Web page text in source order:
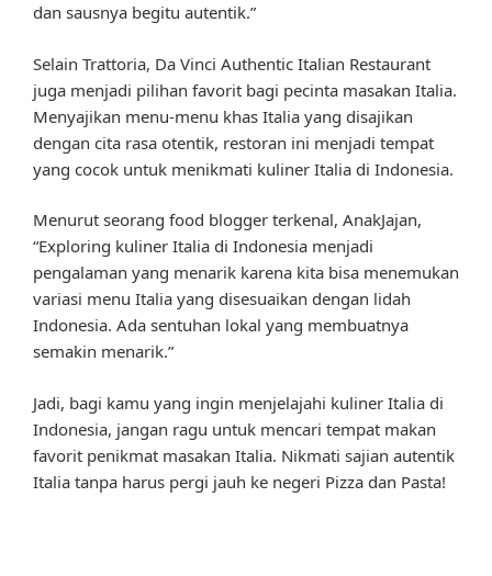
dan sausnya begitu autentik.”
Selain Trattoria, Da Vinci Authentic Italian Restaurant
juga menjadi pilihan favorit bagi pecinta masakan Italia.
Menyajikan menu-menu khas Italia yang disajikan
dengan cita rasa otentik, restoran ini menjadi tempat
yang cocok untuk menikmati kuliner Italia di Indonesia.
Menurut seorang food blogger terkenal, AnakJajan,
“Exploring kuliner Italia di Indonesia menjadi
pengalaman yang menarik karena kita bisa menemukan
variasi menu Italia yang disesuaikan dengan lidah
Indonesia. Ada sentuhan lokal yang membuatnya
semakin menarik.”
Jadi, bagi kamu yang ingin menjelajahi kuliner Italia di
Indonesia, jangan ragu untuk mencari tempat makan
favorit penikmat masakan Italia. Nikmati sajian autentik
Italia tanpa harus pergi jauh ke negeri Pizza dan Pasta!